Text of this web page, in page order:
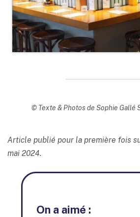
© Texte & Photos de Sophie Gallé
Article publié pour la première fois
mai 2024.
On a aimé :